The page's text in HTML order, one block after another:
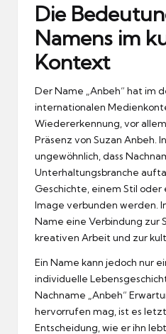
Die
Namens im
Kontext
Der Name „Anbeh“ hat im
internationalen
Wiedererkennung, vor
Präsenz von Suzan Anbeh.
ungewöhnlich, dass
Unterhaltungsbranche
Geschichte, einem Stil
Image verbunden werden.
Name eine Verbindung zur
kreativen Arbeit und zur
Ein Name kann jedoch nur
individuelle
Nachname „Anbeh“
hervorrufen mag, ist es
Entscheidung, wie er ihn